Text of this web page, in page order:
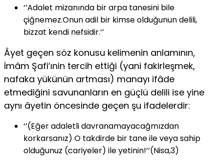
‘’Adalet mizanında bir arpa tanesini bile
çiğnemez.Onun adil bir kimse olduğunun delili,
bizzat kendi nefsidir.’’
Âyet geçen söz konusu kelimenin anlamının,
İmâm Şafi‘ınin tercih ettiği (yani fakirleşmek,
nafaka yükünün artması) manayı ifâde
etmediğini savunanların en güçlü delili ise yine
aynı âyetin öncesinde geçen şu ifadelerdir:
‘’(Eğer adaletli davranamayacağmızdan
korkarsanız) O takdirde bir tane ile veya sahip
olduğunuz (cariyeler) ile yetinin!’’(Nisa,3)